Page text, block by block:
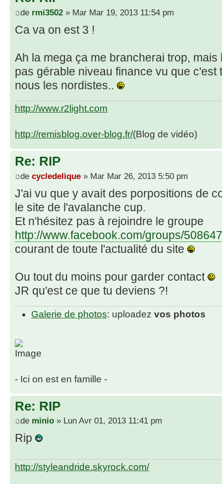
de rmi3502 » Mar Mar 19, 2013 11:54 pm
Ca va on est 3 !
Ah la mega ça me brancherai trop,
pas gérable niveau finance vu que c'est
nous les nordistes..
http://www.r2light.com
http://remisblog.over-blog.fr/(Blog de vidéo)
Re: RIP
de cycledelique » Mar Mar 26, 2013 5:50 pm
J'ai vu que y avait des porpositions de
le site de l'avalanche cup.
Et n'hésitez pas à rejoindre le groupe
http://www.facebook.com/groups/
courant de toute l'actualité du site
Ou tout du moins pour garder contact
JR qu'est ce que tu deviens ?!
Galerie de photos: uploadez vos photos
- Ici on est en famille -
Re: RIP
de minio » Lun Avr 01, 2013 11:41 pm
Rip
http://styleandride.skyrock.com/